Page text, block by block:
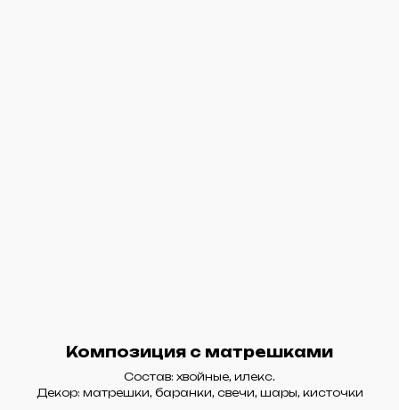
Композиция с матрешками
Состав: хвойные, илекс.
Декор: матрешки, баранки, свечи, шары, кисточки